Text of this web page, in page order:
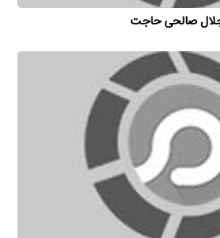
صالحی حاجت